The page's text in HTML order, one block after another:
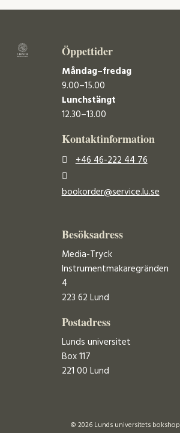
Öppettider
Måndag–fredag
9.00–15.00
Lunchstängt
12.30–13.00
Kontaktinformation
+46 46-222 44 76
bookorder@service.lu.se
Besöksadress
Media-Tryck
Instrumentmakaregränden
4
223 62 Lund
Postadress
Lunds universitet
Box 117
221 00 Lund
© 2026 Lunds universitets bokshop